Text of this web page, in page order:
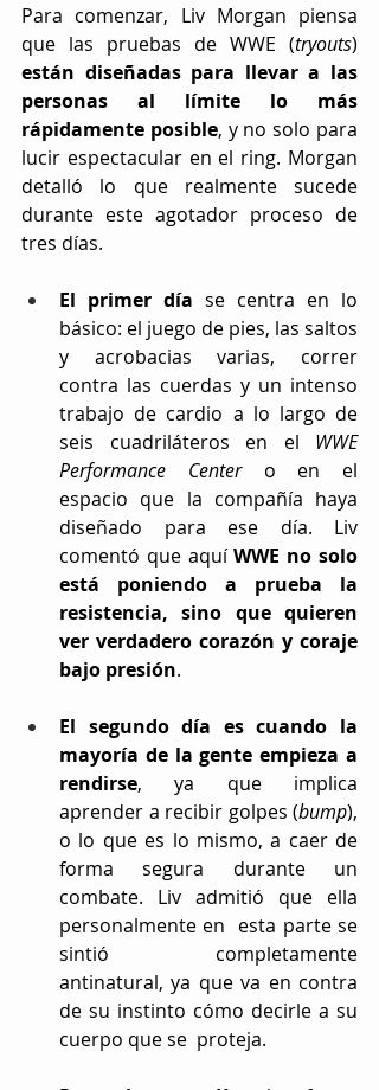
Para comenzar, Liv Morgan piensa
que las pruebas de WWE (tryouts
están diseñadas para llevar a las
personas al límite lo más
rápidamente posible, y no solo para
lucir espectacular en el ring. Morgan
detalló lo que realmente sucede
durante este agotador proceso de
tres días.
El primer día se centra en lo
básico: el juego de pies, las saltos
y acrobacias varias, correr
contra las cuerdas y un intenso
trabajo de cardio a lo largo de
seis cuadriláteros en el WWE
Performance Center o en el
espacio que la compañía haya
diseñado para ese día. Liv
comentó que aquí WWE no solo
está poniendo a prueba la
resistencia, sino que quieren
ver verdadero corazón y coraje
bajo presión.
El segundo día es cuando la
mayoría de la gente empieza a
rendirse, ya que implica
aprender a recibir golpes (bump),
o lo que es lo mismo, a caer de
forma segura durante un
combate. Liv admitió que ella
personalmente en  esta parte se
sintió completamente
antinatural, ya que va en contra
de su instinto cómo decirle a su
cuerpo que se  proteja.